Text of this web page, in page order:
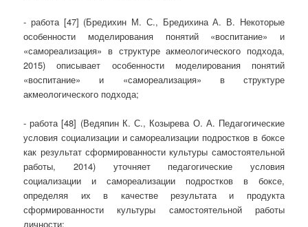
- работа [47] (Бредихин М. С., Бредихина А. В. Некоторые
особенности моделирования понятий «воспитание» и
«самореализация» в структуре акмеологического подхода,
2015) описывает особенности моделирования понятий
«воспитание» и «самореализация» в структуре
акмеологического подхода;
- работа [48] (Ведяпин К. С., Козырева О. А. Педагогические
условия социализации и самореализации подростков в боксе
как результат сформированности культуры самостоятельной
работы, 2014) уточняет педагогические условия
социализации и самореализации подростков в боксе,
определяя их в качестве результата и продукта
сформированности культуры самостоятельной работы
личности;